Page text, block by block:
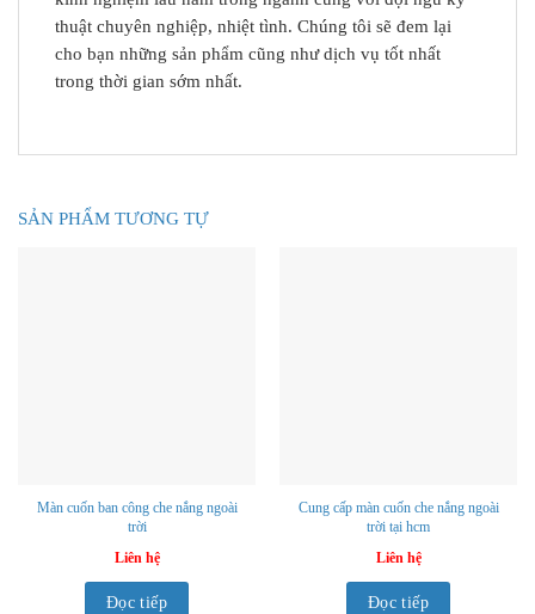
thuật chuyên nghiệp, nhiệt tình. Chúng tôi sẽ đem lại
cho bạn những sản phẩm cũng như dịch vụ tốt nhất
trong thời gian sớm nhất.
SẢN PHẨM TƯƠNG TỰ
Màn cuốn ban công che nắng ngoài
trời
Liên hệ
Đọc tiếp
Cung cấp màn cuốn che nắng ngoài
trời tại hcm
Liên hệ
Đọc tiếp